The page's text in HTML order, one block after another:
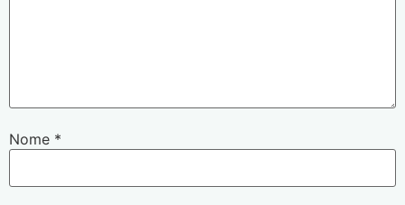
Nome *